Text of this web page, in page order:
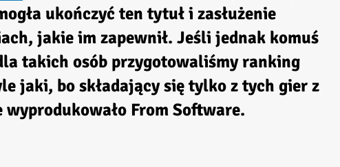
ukończyć ten tytuł i zasłużenie
jakie im zapewnił. Jeśli jednak komuś
takich osób przygotowaliśmy ranking
jaki, bo składający się tylko z tych gier z
From Software.